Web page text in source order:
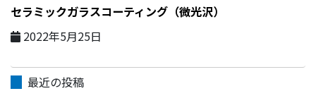
セラミックガラスコーティング（微光沢）
2022年5月25日
最近の投稿